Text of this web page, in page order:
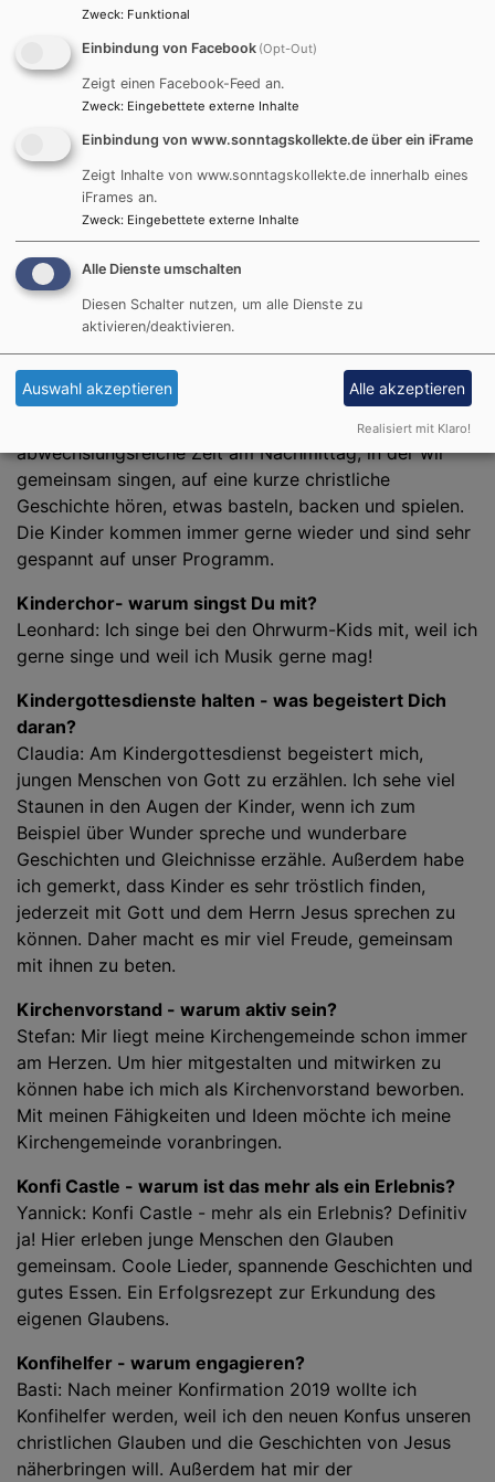
drin stehen - es ist einfach klar: Montag ist
Jugendtreff-Tag! Aber warum mir das so klar ist, liegt
nicht an alter Gewohnheit oder weil mein Montag
sonst langweilig wäre. Es liegt daran, dass es mir
wahnsinnig wichtig ist dort mit jungen Menschen
Gemeinschaft zu haben und Gott besser kennen zu
lernen, von ihm zu erzählen und zu erleben. Das
passiert dort auf so viele unterschiedliche Arten: im
Gespräch, bei einem Spiel, beim Bibellesen, beim
gemeinsamen Kochen und in Zeiten von Corona auch
im Video-Chat. Der Jugendtreff Velden hilft mir dabei,
meinen Glauben zu leben.
machen?
Kathrin: Mir bereitet die Arbeit mit den
Jungscharkindern sehr viel Freude. Es ist eine
abwechslungsreiche Zeit am Nachmittag, in der wir
gemeinsam singen, auf eine kurze christliche
Geschichte hören, etwas basteln, backen und spielen.
Die Kinder kommen immer gerne wieder und sind sehr
gespannt auf unser Programm.
Kinderchor- warum singst Du mit?
Leonhard: Ich singe bei den Ohrwurm-Kids mit, weil ich
gerne singe und weil ich Musik gerne mag!
Kindergottesdienste halten - was begeistert Dich
daran?
Claudia: Am Kindergottesdienst begeistert mich,
jungen Menschen von Gott zu erzählen. Ich sehe viel
Staunen in den Augen der Kinder, wenn ich zum
Beispiel über Wunder spreche und wunderbare
Geschichten und Gleichnisse erzähle. Außerdem habe
ich gemerkt, dass Kinder es sehr tröstlich finden,
jederzeit mit Gott und dem Herrn Jesus sprechen zu
können. Daher macht es mir viel Freude, gemeinsam
mit ihnen zu beten.
Kirchenvorstand - warum aktiv sein?
Stefan: Mir liegt meine Kirchengemeinde schon immer
am Herzen. Um hier mitgestalten und mitwirken zu
können habe ich mich als Kirchenvorstand beworben.
Mit meinen Fähigkeiten und Ideen möchte ich meine
Kirchengemeinde voranbringen.
Konfi Castle - warum ist das mehr als ein Erlebnis?
Yannick: Konfi Castle - mehr als ein Erlebnis? Definitiv
ja! Hier erleben junge Menschen den Glauben
gemeinsam. Coole Lieder, spannende Geschichten und
gutes Essen. Ein Erfolgsrezept zur Erkundung des
eigenen Glaubens.
Konfihelfer - warum engagieren?
Basti: Nach meiner Konfirmation 2019 wollte ich
Konfihelfer werden, weil ich den neuen Konfus unseren
christlichen Glauben und die Geschichten von Jesus
näherbringen will. Außerdem hat mir der
Zweck: Funktional
Einbindung von Facebook (Opt-Out)
Zeigt einen Facebook-Feed an.
Zweck: Eingebettete externe Inhalte
Einbindung von www.sonntagskollekte.de über ein iFrame
Zeigt Inhalte von www.sonntagskollekte.de innerhalb eines
iFrames an.
Zweck: Eingebettete externe Inhalte
Alle Dienste umschalten
Diesen Schalter nutzen, um alle Dienste zu
aktivieren/deaktivieren.
Auswahl akzeptieren Alle akzeptieren
Realisiert mit Klaro!